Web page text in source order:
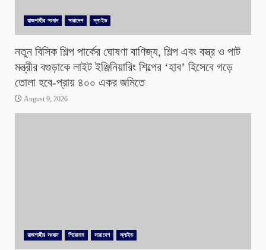
রাজশাহীর সংবাদ সারাদেশ স্লাইড
নতুন বিসিক শিল্প পার্কের ঘোষণা বাণিজ্য, শিল্প এবং বস্ত্র ও পাট
মন্ত্রীর বগুড়াকে লাইট ইঞ্জিনিয়ারিং শিল্পের ‘হাব’ হিসেবে গড়ে
তোলা হবে-প্রায় ৪০০ একর জমিতে
August 9, 2026
রাজশাহীর সংবাদ শিরোনাম সারাদেশ স্লাইড